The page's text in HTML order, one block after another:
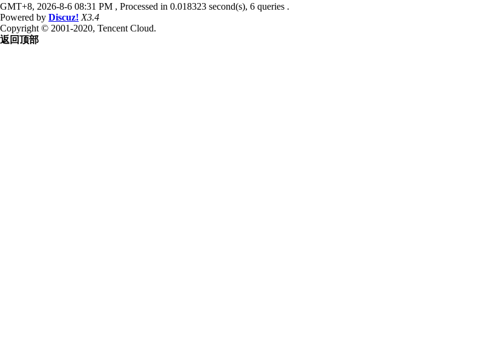
GMT+8, 2026-8-6 08:31 PM , Processed in 0.018323 second(s), 6 queries .
Powered by Discuz! X3.4
Copyright © 2001-2020, Tencent Cloud.
返回顶部